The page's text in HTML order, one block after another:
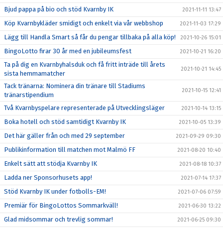
Bjud pappa på bio och stöd Kvarnby IK 2021-11-11 13:47
Köp Kvarnbykläder smidigt och enkelt via vår webbshop 2021-11-03 17:29
Lägg till Handla Smart så får du pengar tillbaka på alla köp! 2021-10-26 15:01
BingoLotto firar 30 år med en jubileumsfest 2021-10-21 16:20
Ta på dig en Kvarnbyhalsduk och få fritt inträde till årets
sista hemmamatcher
2021-10-21 14:45
Tack tränarna: Nominera din tränare till Stadiums
tränarstipendium
2021-10-15 12:41
Två Kvarnbyspelare representerade på Utvecklingsläger 2021-10-14 13:15
Boka hotell och stöd samtidigt Kvarnby IK 2021-10-05 13:39
Det här gäller från och med 29 september 2021-09-29 09:30
Publikinformation till matchen mot Malmö FF 2021-08-20 10:40
Enkelt sätt att stödja Kvarnby IK 2021-08-18 10:37
Ladda ner Sponsorhusets app! 2021-07-14 17:37
Stöd Kvarnby IK under fotbolls-EM! 2021-07-06 07:59
Premiär för BingoLottos Sommarkväll! 2021-06-30 13:22
Glad midsommar och trevlig sommar! 2021-06-25 09:30